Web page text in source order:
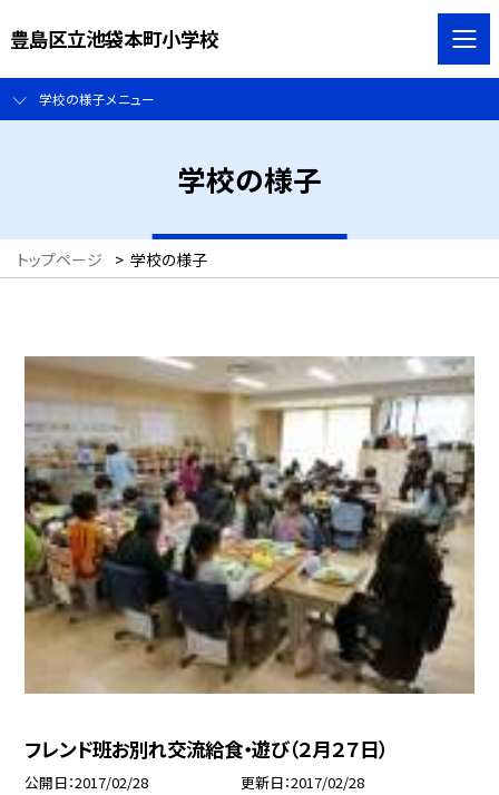
豊島区立池袋本町小学校
学校の様子メニュー
学校の様子
トップページ > 学校の様子
フレンド班お別れ交流給食・遊び（２月２７日）
公開日 2017/02/28 更新日 2017/02/28